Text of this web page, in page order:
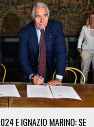
E IGNAZIO MARINO: SE